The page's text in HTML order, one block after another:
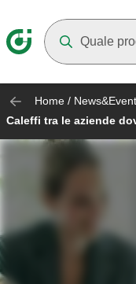
Home /
Caleffi tra le aziende